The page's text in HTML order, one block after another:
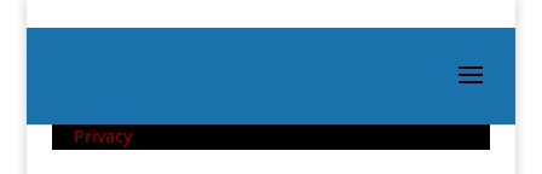
Privacy